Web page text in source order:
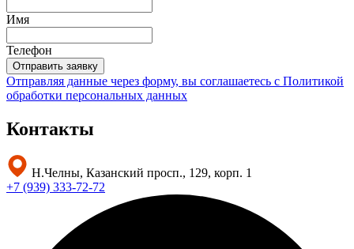
Имя
Телефон
Отправить заявку
Отправляя данные через форму, вы соглашаетесь с Политикой
обработки персональных данных
Контакты
Н.Челны, Казанский просп., 129, корп. 1
+7 (939) 333-72-72